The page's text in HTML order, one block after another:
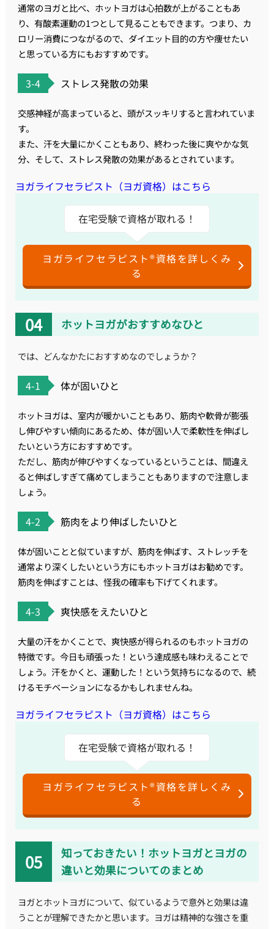
通常のヨガと比べ、ホットヨガは心拍数が上がることもあ
り、有酸素運動の1つとして見ることもできます。つまり、カ
ロリー消費につながるので、ダイエット目的の方や痩せたい
と思っている方にもおすすめです。
3-4 ストレス発散の効果
交感神経が高まっていると、頭がスッキリすると言われていま
す。
また、汗を大量にかくこともあり、終わった後に爽やかな気
分、そして、ストレス発散の効果があるとされています。
ヨガライフセラピスト（ヨガ資格）はこちら
在宅受験で資格が取れる！
ヨガライフセラピスト®資格を詳しくみ
る
ホットヨガがおすすめなひと
では、どんなかたにおすすめなのでしょうか？
4-1 体が固いひと
ホットヨガは、室内が暖かいこともあり、筋肉や軟骨が膨張
し伸びやすい傾向にあるため、体が固い人で柔軟性を伸ばし
たいという方におすすめです。
ただし、筋肉が伸びやすくなっているということは、間違え
ると伸ばしすぎて痛めてしまうこともありますので注意しま
しょう。
4-2 筋肉をより伸ばしたいひと
体が固いことと似ていますが、筋肉を伸ばす、ストレッチを
通常より深くしたいという方にもホットヨガはお勧めです。
筋肉を伸ばすことは、怪我の確率も下げてくれます。
4-3 爽快感をえたいひと
大量の汗をかくことで、爽快感が得られるのもホットヨガの
特徴です。今日も頑張った！という達成感も味わえることで
しょう。汗をかくと、運動した！という気持ちになるので、続
けるモチベーションになるかもしれませんね。
ヨガライフセラピスト（ヨガ資格）はこちら
在宅受験で資格が取れる！
ヨガライフセラピスト®資格を詳しくみ
る
知っておきたい！ホットヨガとヨガの
違いと効果についてのまとめ
ヨガとホットヨガについて、似ているようで意外と効果は違
うことが理解できたかと思います。ヨガは精神的な強さを重